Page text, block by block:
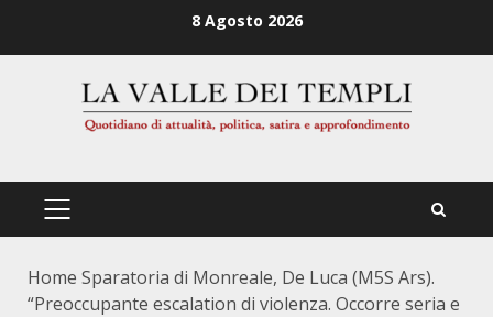
8 Agosto 2026
PRIMÄRES
Home Sparatoria di Monreale, De Luca (M5S Ars).
“Preoccupante escalation di violenza. Occorre seria e